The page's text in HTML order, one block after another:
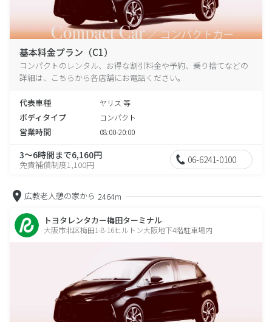
基本料金プラン（C1）
コンパクトのレンタル、お得な割引料金や予約、乗り捨てなどの
詳細は、こちらから各店舗にお電話ください。
代表車種 ヤリス 等
ボディタイプ コンパクト
営業時間 08:00-20:00
3～6時間まで6,160円
免責補償制度1,100円 06-6241-0100
広教老人憩の家から 2464m
トヨタレンタカー梅田ターミナル
大阪市北区梅田1-8-16ヒルトン大阪地下4階駐車場内